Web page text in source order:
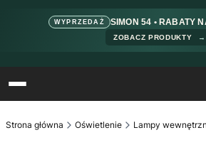
WYPRZEDAŻ SIMON 54 • RABATY
ZOBACZ PRODUKTY →
Strona główna Oświetlenie Lampy